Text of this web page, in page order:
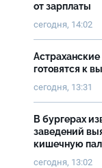
от зарплаты
сегодня, 14:02
готовятся к
сегодня, 13:31
В бургерах
заведений
кишечную
сегодня, 13:02